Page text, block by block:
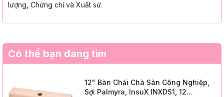
lượng, Chứng chỉ và Xuất sứ.
Có thể bạn đang tìm
12" Bàn Chải Chà Sàn Công Nghiệp,
Sợi Palmyra, InsuX INXDS1, 12